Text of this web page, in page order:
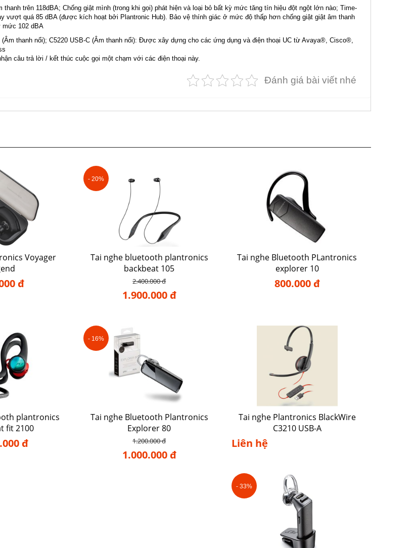
trên 118dBA; Chống giật mình (trong khi gọi) phát hiện và loại bỏ bất kỳ mức tăng tín hiệu đột ngột lớn nào; Time-
vượt quá 85 dBA (được kích hoạt bởi Plantronic Hub). Bảo vệ thính giác ở mức độ thấp hơn chống giật giật âm thanh
mức 102 dBA
(Âm thanh nổi); C5220 USB-C (Âm thanh nổi): Được xây dựng cho các ứng dụng và điện thoại UC từ Avaya®, Cisco®,
câu trả lời / kết thúc cuộc gọi một chạm với các điện thoại này.
Đánh giá bài viết nhé
Voyager
đ
- 20%
Tai nghe bluetooth plantronics
backbeat 105
2.400.000 đ
1.900.000 đ
Tai nghe Bluetooth PLantronics
explorer 10
800.000 đ
plantronics
fit 2100
đ
- 16%
Tai nghe Bluetooth Plantronics
Explorer 80
1.200.000 đ
1.000.000 đ
Tai nghe Plantronics BlackWire
C3210 USB-A
Liên hệ
- 33%